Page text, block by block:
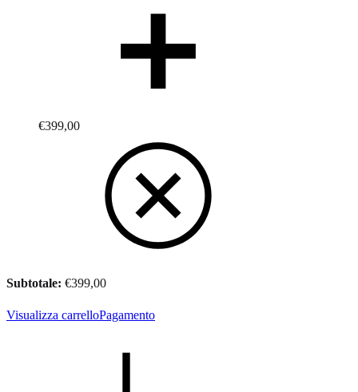
€399,00
Subtotale: €399,00
Visualizza carrelloPagamento